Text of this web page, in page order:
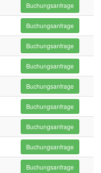
Buchungsanfrage
Buchungsanfrage
Buchungsanfrage
Buchungsanfrage
Buchungsanfrage
Buchungsanfrage
Buchungsanfrage
Buchungsanfrage
Buchungsanfrage